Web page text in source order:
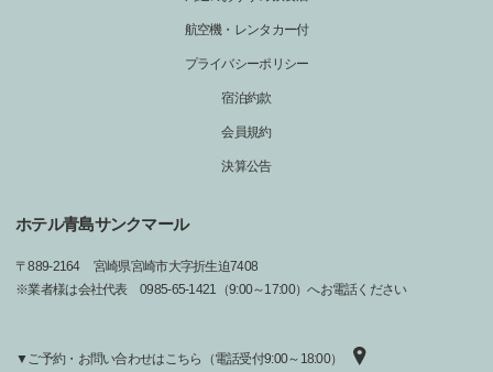
航空機・レンタカー付
プライバシーポリシー
宿泊約款
会員規約
決算公告
ホテル青島サンクマール
〒889-2164
宮崎県宮崎市大字折生迫7408
※業者様は会社代表 0985-65-1421（9:00～17:00）へお電話ください
▼ご予約・お問い合わせはこちら（電話受付9:00～18:00）